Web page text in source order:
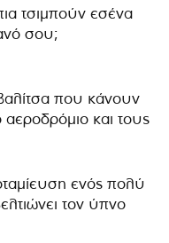
τσιμπούν εσένα
σου;
που κάνουν
και τους
ενός πολύ
τον ύπνο